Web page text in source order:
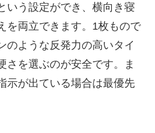
いう設定ができ、横向き寝
を両立できます。1枚もので
のような反発力の高いタイ
さを選ぶのが安全です。ま
示が出ている場合は最優先